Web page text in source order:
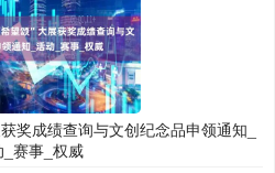
奖成绩查询与文创纪念品申领通知_
_赛事_权威